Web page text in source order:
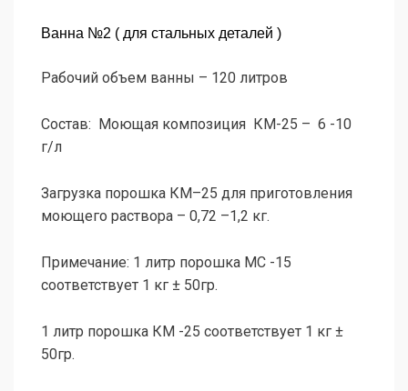
Ванна №2 ( для стальных деталей )
Рабочий объем ванны – 120 литров
Состав: Моющая композиция КМ-25 – 6 -10
г/л
Загрузка порошка КМ–25 для приготовления
моющего раствора – 0,72 –1,2 кг.
Примечание: 1 литр порошка МС -15
соответствует 1 кг ± 50гр.
1 литр порошка КМ -25 соответствует 1 кг ±
50гр.